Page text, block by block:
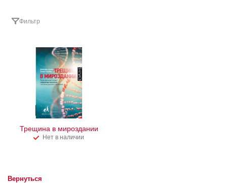
Фильтр
Трещина в мироздании
Нет в наличии
Вернуться